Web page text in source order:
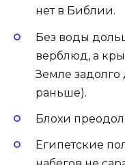
нет в Библии.
Без воды
верблюд, а
Земле задолго
раньше).
Блохи
Египетские